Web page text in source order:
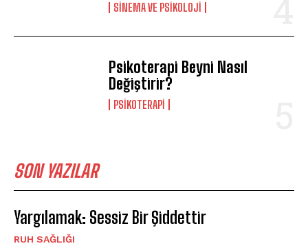
SINEMA VE PSIKOLOJI
Psikoterapi Beyni Nasıl
Değiştirir?
PSIKOTERAPI
SON YAZILAR
Yargılamak: Sessiz Bir Şiddettir
⁠RUH SAĞLIĞI